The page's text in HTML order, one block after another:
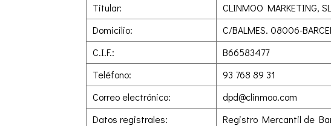
Titular:
CLINMOO MARKETING, SL
Domicilio:
C/BALMES. 08006-
C.I.F.:
B66583477
Teléfono:
93 768 89 31
Correo electrónico:
dpd@clinmoo.com
Datos registrales:
Registro Mercantil de